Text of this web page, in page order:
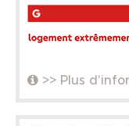
>> Plus